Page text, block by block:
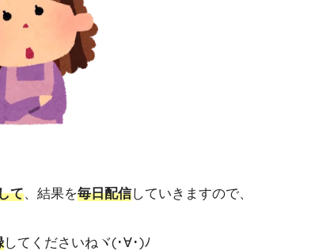
て、結果を毎日配信していきますので、
してくださいねヾ(･∀･)ﾉ